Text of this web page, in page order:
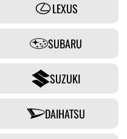
LEXUS
SUBARU
SUZUKI
DAIHATSU